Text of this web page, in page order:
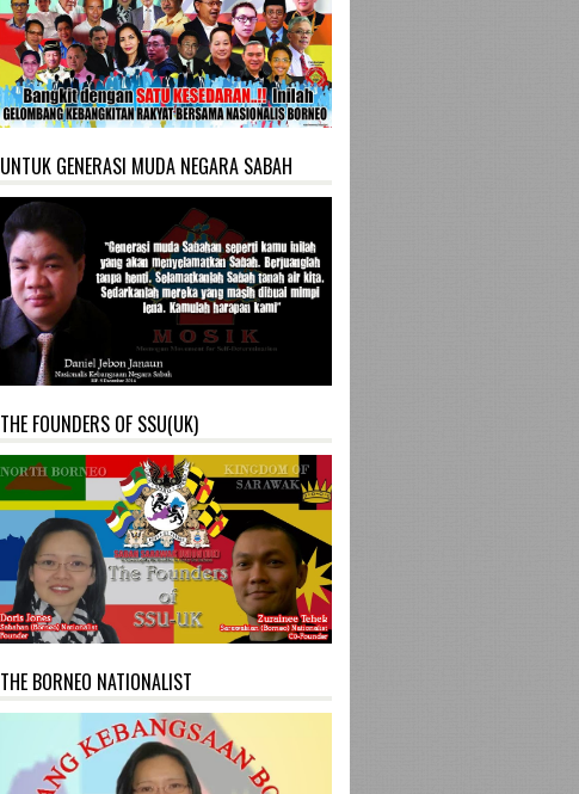
UNTUK GENERASI MUDA NEGARA SABAH
THE FOUNDERS OF SSU(UK)
THE BORNEO NATIONALIST